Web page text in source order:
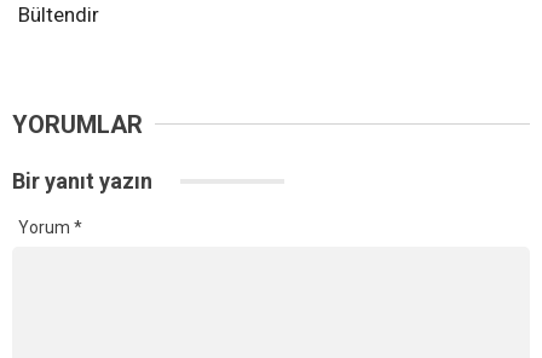
Bültendir
YORUMLAR
Bir yanıt yazın
Yorum *